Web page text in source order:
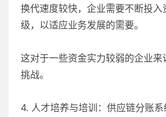
换代速度较快，企业需要不断投入
级，以适应业务发展的需要。
这对于一些资金实力较弱的企业来
挑战。
4. 人才培养与培训：供应链分账